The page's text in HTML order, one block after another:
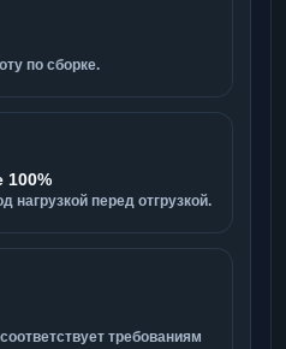
по сборке.
100%
нагрузкой перед отгрузкой.
требованиям